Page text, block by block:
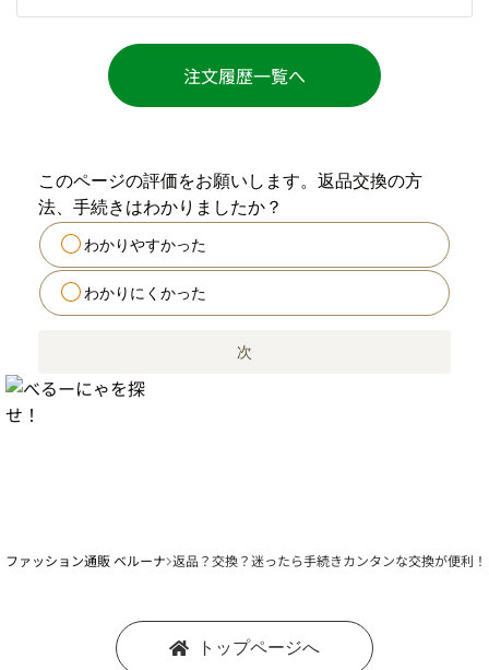
ファッション通販 ベルーナ 返品？交換？迷ったら手続きカンタンな交換が便利！
注文履歴一覧へ
このページの評価をお願いします。返品交換の方
法、手続きはわかりましたか？
わかりやすかった
わかりにくかった
次
トップページへ